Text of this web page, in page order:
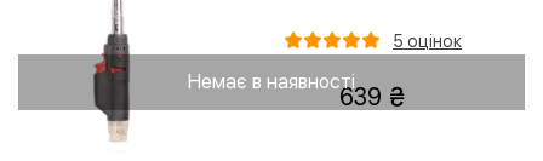
Немає в наявності
5 оцінок
639